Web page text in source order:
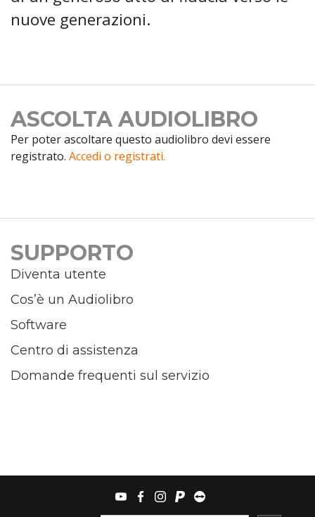
nuove generazioni.
ASCOLTA AUDIOLIBRO
Per poter ascoltare questo audiolibro devi essere
registrato. Accedi o registrati.
SUPPORTO
Diventa utente
Cos’è un Audiolibro
Software
Centro di assistenza
Domande frequenti sul servizio
youtubefacebook
instagram
paypalteamviewer